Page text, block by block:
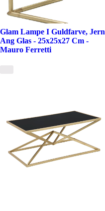
Glam Lampe I Guldfarve, Jern
Ang Glas - 25x25x27 Cm -
Mauro Ferretti